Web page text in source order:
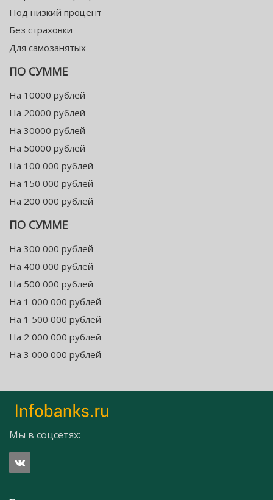
Под низкий процент
Без страховки
Для самозанятых
ПО СУММЕ
На 10000 рублей
На 20000 рублей
На 30000 рублей
На 50000 рублей
На 100 000 рублей
На 150 000 рублей
На 200 000 рублей
ПО СУММЕ
На 300 000 рублей
На 400 000 рублей
На 500 000 рублей
На 1 000 000 рублей
На 1 500 000 рублей
На 2 000 000 рублей
На 3 000 000 рублей
Мы в соцсетях: